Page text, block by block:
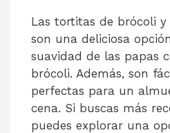
Las tortitas de brócoli
son una deliciosa
suavidad de las papas
brócoli. Además, son
perfectas para un
cena. Si buscas más
puedes explorar una